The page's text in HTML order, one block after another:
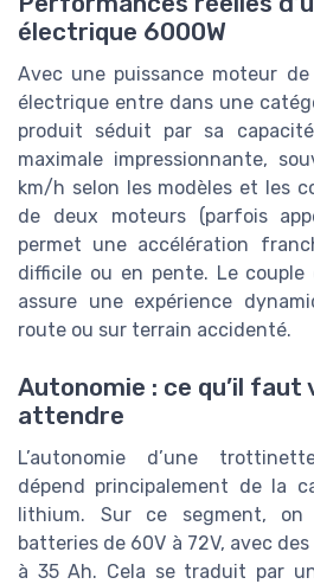
électrique 6000W
Avec une puissance moteur
électrique entre dans une
produit séduit par sa
maximale impressionnante,
km/h selon les modèles et les
de deux moteurs (parfois
permet une accélération
difficile ou en pente. Le
assure une expérience
route ou sur terrain accidenté.
Autonomie : ce qu’il faut
attendre
L’autonomie d’une
dépend principalement de la
lithium. Sur ce segment,
batteries de 60V à 72V, avec
à 35 Ah. Cela se traduit par